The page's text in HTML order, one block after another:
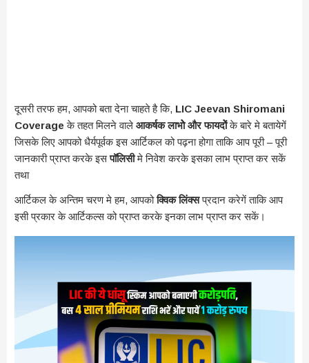
दूसरी तरफ हम, आपको बता देना चाहते है कि, LIC Jeevan Shiromani
Coverage के तहत मिलने वाले आकर्षक लाभोे और फायदोेंके बारे मे बतायेगें
जिसके लिए आपको धैर्यपूर्वक इस आर्टिकल को पढ़ना होगा ताकि आप पूरी – पूरी
जानकारी प्राप्त करके इसपॉलिसीमे निवेश करके इसका लाभ प्राप्त कर सकें
तथा
आर्टिकल के अन्तिम चरण मे हम, आपकोक्विक लिंक्सप्रदान करेगें ताकि आप
इसी प्रकार के आर्टिकल्स को प्राप्त करके इनका लाभ प्राप्त कर सकें।